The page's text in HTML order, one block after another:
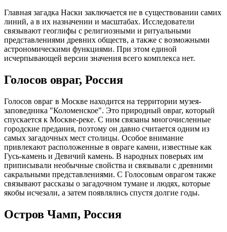
Главная загадка Наски заключается не в существовании самих
линий, а в их назначении и масштабах. Исследователи
связывают геоглифы с религиозными и ритуальными
представлениями древних обществ, а также с возможными
астрономическими функциями. При этом единой
исчерпывающей версии значения всего комплекса нет.
Голосов овраг, Россия
Голосов овраг в Москве находится на территории музея-
заповедника "Коломенское". Это природный овраг, который
спускается к Москве-реке. С ним связаны многочисленные
городские предания, поэтому он давно считается одним из
самых загадочных мест столицы. Особое внимание
привлекают расположенные в овраге камни, известные как
Гусь-камень и Девичий камень. В народных поверьях им
приписывали необычные свойства и связывали с древними
сакральными представлениями. С Голосовым оврагом также
связывают рассказы о загадочном тумане и людях, которые
якобы исчезали, а затем появлялись спустя долгие годы.
Остров Чамп, Россия